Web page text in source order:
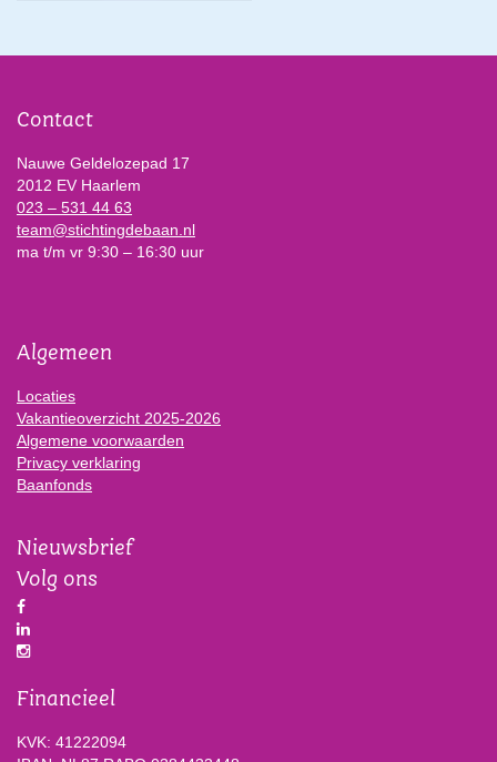
Contact
Nauwe Geldelozepad 17
2012 EV Haarlem
023 – 531 44 63
team@stichtingdebaan.nl
ma t/m vr 9:30 – 16:30 uur
Algemeen
Locaties
Vakantieoverzicht 2025-2026
Algemene voorwaarden
Privacy verklaring
Baanfonds
Nieuwsbrief
Volg ons
Financieel
KVK: 41222094